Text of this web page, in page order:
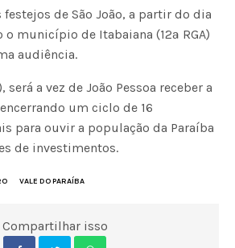
de São João, a partir do dia
o município de Itabaiana (12ª RGA)
audiência.
a vez de João Pessoa receber a
um ciclo de 16
para ouvir a população da Paraíba
de investimentos.
VALE DO PARAÍBA
Compartilhar isso